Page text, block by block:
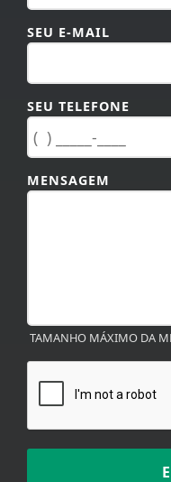
SEU E-MAIL
SEU TELEFONE
MENSAGEM
TAMANHO MÁXIMO DA